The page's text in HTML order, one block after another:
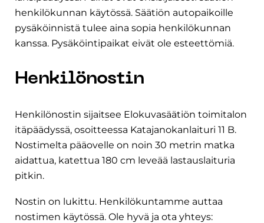
henkilökunnan käytössä. Säätiön autopaikoille
pysäköinnistä tulee aina sopia henkilökunnan
kanssa. Pysäköintipaikat eivät ole esteettömiä.
Henkilönostin
Henkilönostin sijaitsee Elokuvasäätiön toimitalon
itäpäädyssä, osoitteessa Katajanokanlaituri 11 B.
Nostimelta pääovelle on noin 30 metrin matka
aidattua, katettua 180 cm leveää lastauslaituria
pitkin.
Nostin on lukittu. Henkilökuntamme auttaa
nostimen käytössä. Ole hyvä ja ota yhteys: